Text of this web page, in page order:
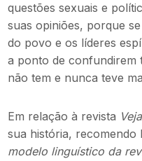
questões sexuais e
suas opiniões, porque
do povo e os líderes
a ponto de confundirem
não tem e nunca teve
Em relação à revista Veja
sua história, recomendo
modelo linguístico da